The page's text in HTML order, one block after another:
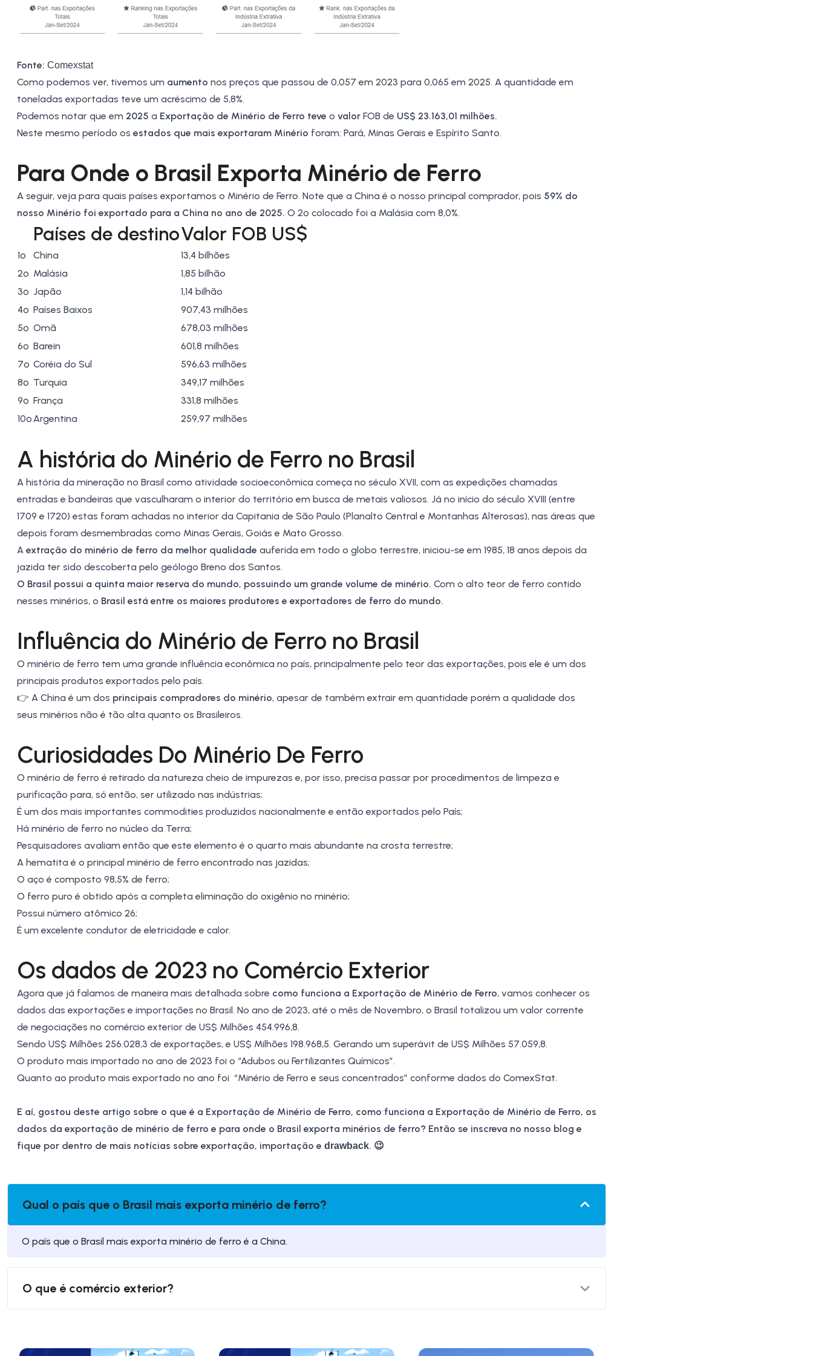
Fonte: Comexstat
Como podemos ver, tivemos um aumento nos preços que passou de 0,057 em 2023 para 0,065 em 2025. A quantidade em
toneladas exportadas teve um acréscimo de 5,8%.
Podemos notar que em 2025 a Exportação de Minério de Ferro teve o valor FOB de US$ 23.163,01 milhões.
Neste mesmo período os estados que mais exportaram Minério foram: Pará, Minas Gerais e Espírito Santo.
Para Onde o Brasil Exporta Minério de Ferro
A seguir, veja para quais países exportamos o Minério de Ferro. Note que a China é o nosso principal comprador, pois 59% do
nosso Minério foi exportado para a China no ano de 2025. O 2º colocado foi a Malásia com 8,0%.
Países de destinoValor FOB US$
1º China
13,4 bilhões
2º Malásia
1,85 bilhão
3º Japão
1,14 bilhão
4º Países Baixos
907,43 milhões
5º Omã
678,03 milhões
6º Barein
601,8 milhões
7º Coréia do Sul
596,63 milhões
8º Turquia
349,17 milhões
9º França
331,8 milhões
10ºArgentina 259,97 milhões
A história do Minério de Ferro no Brasil
A história da mineração no Brasil como atividade socioeconômica começa no século XVII, com as expedições chamadas
entradas e bandeiras que vasculharam o interior do território em busca de metais valiosos. Já no início do século XVIII (entre
1709 e 1720) estas foram achadas no interior da Capitania de São Paulo (Planalto Central e Montanhas Alterosas), nas áreas que
depois foram desmembradas como Minas Gerais, Goiás e Mato Grosso.
A extração do minério de ferro da melhor qualidade auferida em todo o globo terrestre, iniciou-se em 1985, 18 anos depois da
jazida ter sido descoberta pelo geólogo Breno dos Santos.
O Brasil possui a quinta maior reserva do mundo, possuindo um grande volume de minério. Com o alto teor de ferro contido
nesses minérios, o Brasil está entre os maiores produtores e exportadores de ferro do mundo.
Influência do Minério de Ferro no Brasil
O minério de ferro tem uma grande influência econômica no país, principalmente pelo teor das exportações, pois ele é um dos
principais produtos exportados pelo país.
👉 A China é um dos principais compradores do minério, apesar de também extrair em quantidade porém a qualidade dos
seus minérios não é tão alta quanto os Brasileiros.
Curiosidades Do Minério De Ferro
O minério de ferro é retirado da natureza cheio de impurezas e, por isso, precisa passar por procedimentos de limpeza e
purificação para, só então, ser utilizado nas indústrias;
É um dos mais importantes commodities produzidos nacionalmente e então exportados pelo País;
Há minério de ferro no núcleo da Terra;
Pesquisadores avaliam então que este elemento é o quarto mais abundante na crosta terrestre;
A hematita é o principal minério de ferro encontrado nas jazidas;
O aço é composto 98,5% de ferro;
O ferro puro é obtido após a completa eliminação do oxigênio no minério;
Possui número atômico 26;
É um excelente condutor de eletricidade e calor.
Os dados de 2023 no Comércio Exterior
Agora que já falamos de maneira mais detalhada sobre como funciona a Exportação de Minério de Ferro, vamos conhecer os
dados das exportações e importações no Brasil. No ano de 2023, até o mês de Novembro, o Brasil totalizou um valor corrente
de negociações no comércio exterior de US$ Milhões 454.996,8.
Sendo US$ Milhões 256.028,3 de exportações, e US$ Milhões 198.968,5. Gerando um superávit de US$ Milhões 57.059,8.
O produto mais importado no ano de 2023 foi o “Adubos ou Fertilizantes Químicos”.
Quanto ao produto mais exportado no ano foi “Minério de Ferro e seus concentrados” conforme dados do ComexStat.
E aí, gostou deste artigo sobre o que é a Exportação de Minério de Ferro, como funciona a Exportação de Minério de Ferro, os
dados da exportação de minério de ferro e para onde o Brasil exporta minérios de ferro? Então se inscreva no nosso blog e
fique por dentro de mais notícias sobre exportação, importação e drawback. 😉
Qual o país que o Brasil mais exporta minério de ferro?
O país que o Brasil mais exporta minério de ferro é a China.
O que é comércio exterior?